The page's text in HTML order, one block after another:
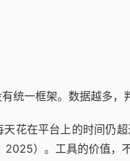
统一框架。数据越多，
花在平台上的时间仍
）。工具的价值，